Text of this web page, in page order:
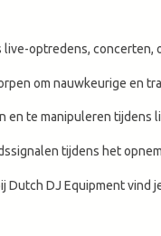
optredens, concerten,
om nauwkeurige en
en te manipuleren tijdens
tijdens het
DJ Equipment